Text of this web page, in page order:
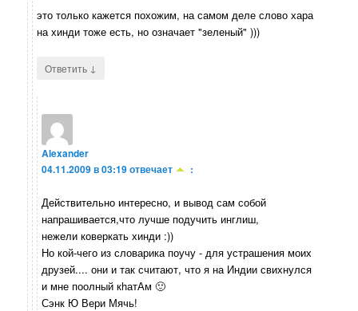
это только кажется похожим, на самом деле слово хара
на хинди тоже есть, но означает "зеленый" )))
Ответить ↓
Alexander
04.11.2009 в 03:19отвечает :
Действительно интересно, и вывод сам собой
напрашивается,что лучше подучить инглиш,
нежели коверкать хинди :))
Но кой-чего из словарика поучу - для устрашения моих
друзей.... они и так считают, что я на Индии свихнулся
и мне поолный кhатАм 🙂
Сэнк Ю Вери Мячь!